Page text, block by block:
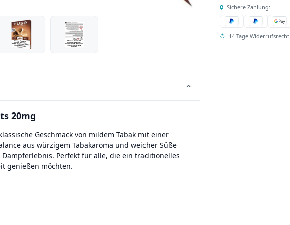
⌄
20mg
Geschmack von mildem Tabak mit einer
aus würzigem Tabakaroma und weicher Süße
Perfekt für alle, die ein traditionelles
genießen möchten.
🔒 Sichere Zahlung:
↺ 14 Tage Widerrufsrecht